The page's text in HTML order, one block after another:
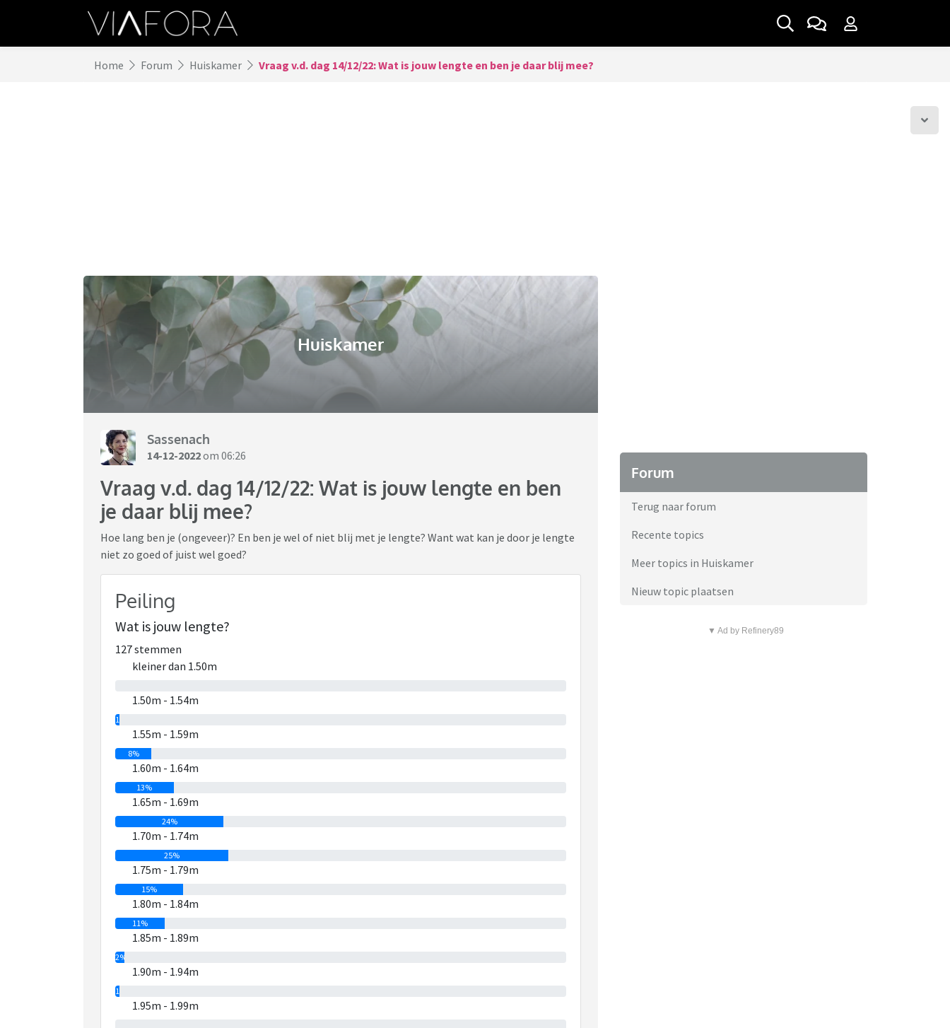
Home Forum Huiskamer Vraag v.d. dag 14/12/22: Wat is jouw lengte en ben je daar blij mee?
Huiskamer
Sassenach
14-12-2022om 06:26
Vraag v.d. dag 14/12/22: Wat is jouw lengte en ben
je daar blij mee?
Hoe lang ben je (ongeveer)? En ben je wel of niet blij met je lengte? Want wat kan je door je lengte
niet zo goed of juist wel goed?
Peiling
Wat is jouw lengte?
127 stemmen
kleiner dan 1.50m
1.50m - 1.54m
1%
1.55m - 1.59m
8%
1.60m - 1.64m
13%
1.65m - 1.69m
24%
1.70m - 1.74m
25%
1.75m - 1.79m
15%
1.80m - 1.84m
11%
1.85m - 1.89m
2%
1.90m - 1.94m
1%
1.95m - 1.99m
Forum
Terug naar forum
Recente topics
Meer topics in Huiskamer
Nieuw topic plaatsen
▼ Ad by Refinery89